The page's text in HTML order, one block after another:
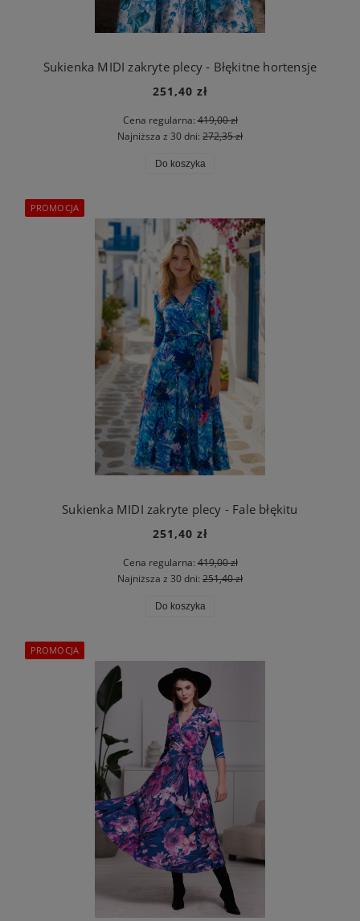
Sukienka MIDI zakryte plecy - Błękitne hortensje
251,40 zł
Cena regularna:419,00 zł
Najniższa z 30 dni: 272,35 zł
Do koszyka
Sukienka MIDI zakryte plecy - Fale błękitu
251,40 zł
Cena regularna:419,00 zł
Najniższa z 30 dni: 251,40 zł
Do koszyka
PROMOCJA
PROMOCJA